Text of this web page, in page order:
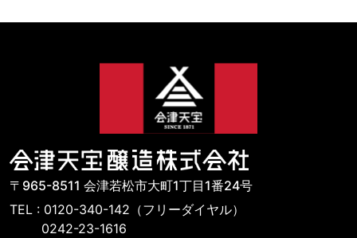
〒965-8511 会津若松市大町1丁目1番24号
TEL : 0120-340-142（フリーダイヤル）
0242-23-1616